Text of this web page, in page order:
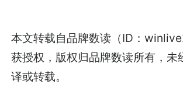
本文转载自品牌数读（ID：
获授权，版权归品牌数读所有，未
译或转载。